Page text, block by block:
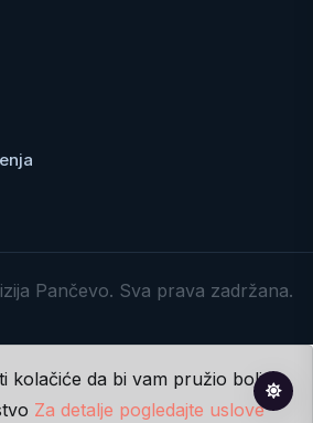
Pančevo. Sva prava zadržana.
kolačiće da bi vam pružio bolje
Za detalje pogledajte uslove